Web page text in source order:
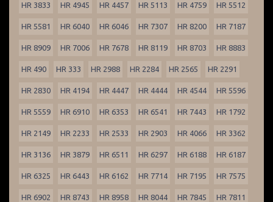
HR 3833 HR 4945 HR 4457 HR 5113 HR 4759 HR 5512
HR 5581 HR 6040 HR 6046 HR 7307 HR 8200 HR 7187
HR 8909 HR 7006 HR 7678 HR 8119 HR 8703 HR 8883
HR 490 HR 333 HR 2988 HR 2284 HR 2565 HR 2291
HR 2830 HR 4194 HR 4447 HR 4444 HR 4544 HR 5596
HR 5559 HR 6910 HR 6353 HR 6541 HR 7443 HR 1792
HR 2149 HR 2233 HR 2533 HR 2903 HR 4066 HR 3362
HR 3136 HR 3879 HR 6511 HR 6297 HR 6188 HR 6187
HR 6325 HR 6443 HR 6162 HR 7714 HR 7195 HR 7575
HR 6902 HR 8743 HR 8958 HR 8044 HR 7845 HR 7811